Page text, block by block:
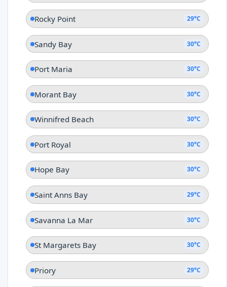
Rocky Point 29°C
Sandy Bay 30°C
Port Maria 30°C
Morant Bay 30°C
Winnifred Beach 30°C
Port Royal 30°C
Hope Bay 30°C
Saint Anns Bay 29°C
Savanna La Mar 30°C
St Margarets Bay 30°C
Priory 29°C